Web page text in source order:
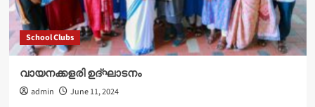
School Clubs
വായനക്കളരി ഉദ്‌ഘാടനം
admin June 11, 2024